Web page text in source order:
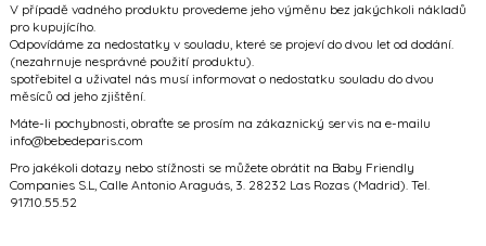
V případě vadného produktu provedeme jeho výměnu bez jakýchkoli nákladů
pro kupujícího.
Odpovídáme za nedostatky v souladu, které se projeví do dvou let od dodání.
(nezahrnuje nesprávné použití produktu).
spotřebitel a uživatel nás musí informovat o nedostatku souladu do dvou
měsíců od jeho zjištění.
Máte-li pochybnosti, obraťte se prosím na zákaznický servis na e-mailu
info@bebedeparis.com
Pro jakékoli dotazy nebo stížnosti se můžete obrátit na Baby Friendly
Companies S.L, Calle Antonio Araguás, 3. 28232 Las Rozas (Madrid). Tel.
917.10.55.52